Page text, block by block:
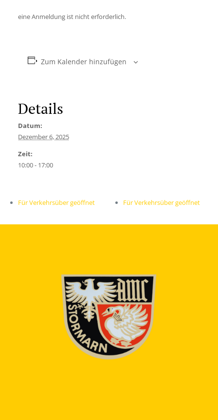
eine Anmeldung ist nicht erforderlich.
Zum Kalender hinzufügen
Details
Datum:
Dezember 6, 2025
Zeit:
10:00 - 17:00
Für Verkehrsüber geöffnet Für Verkehrsüber geöffnet